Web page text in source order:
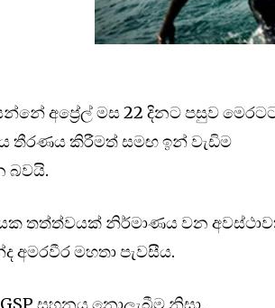
අප්‍රේල් මස 22 දිනට පසුව
තීරණය කිරීමත් සමඟ ඉන් වැඩිම
බවයි.
තත්ත්වයක් නිර්මාණය වන
අමරවීර මහතා පැවසීය.